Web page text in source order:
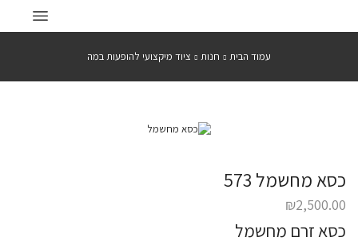
עמוד הבית חנות ציוד מיקצועי להופעות במה
כסא מחשמל 573
₪2,500.00
כסא זרם מחשמל